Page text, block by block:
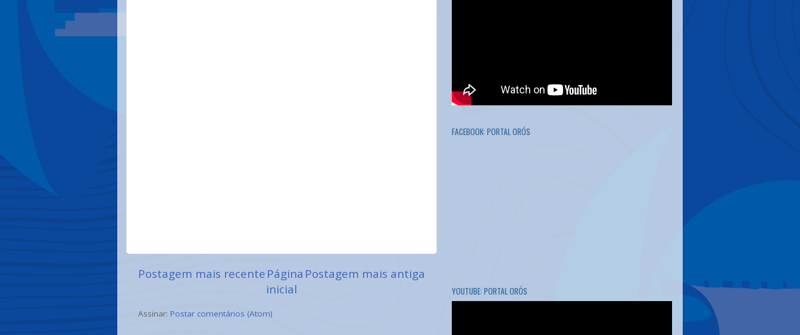
Postagem mais recente Postagem mais antiga
Página
inicial
Assinar: Postar comentários (Atom)
FACEBOOK: PORTAL ORÓS
YOUTUBE: PORTAL ORÓS